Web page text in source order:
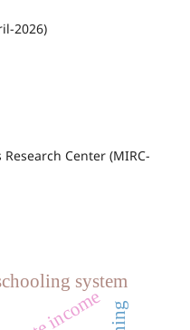
2026)
Center (MIRC-
system